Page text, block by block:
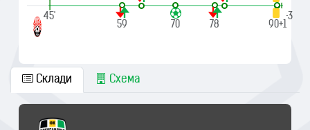
|
45'
59
70 78 90+1
|
90'+3
Склади Схема